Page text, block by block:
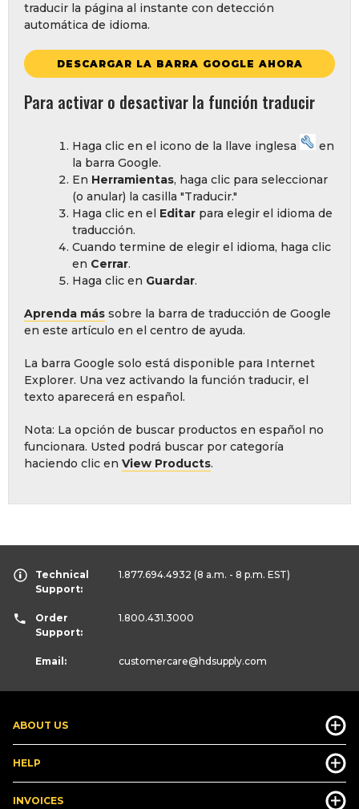
traducir la página al instante con detección
automática de idioma.
DESCARGAR LA BARRA GOOGLE AHORA
Para activar o desactivar la función traducir
Haga clic en el icono de la llave inglesa
en
la barra Google.
En Herramientas, haga clic para seleccionar
(o anular) la casilla "Traducir."
Haga clic en el Editar para elegir el idioma de
traducción.
Cuando termine de elegir el idioma, haga clic
en Cerrar.
Haga clic en Guardar.
Aprenda más sobre la barra de traducción de Google
en este artículo en el centro de ayuda.
La barra Google solo está disponible para Internet
Explorer. Una vez activando la función traducir, el
texto aparecerá en español.
Nota: La opción de buscar productos en español no
funcionara. Usted podrá buscar por categoría
haciendo clic en View Products.
ABOUT US
HELP
INVOICES
Technical
Support:
1.877.694.4932 (8 a.m. - 8 p.m. EST)
Order
Support:
1.800.431.3000
Email: customercare@hdsupply.com